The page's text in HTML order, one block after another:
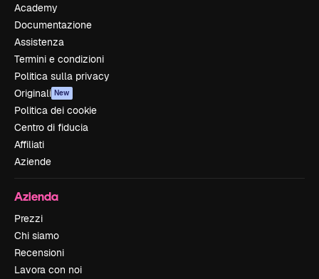
Academy
Documentazione
Assistenza
Termini e condizioni
Politica sulla privacy
Originali New
Politica dei cookie
Centro di fiducia
Affiliati
Aziende
Azienda
Prezzi
Chi siamo
Recensioni
Lavora con noi